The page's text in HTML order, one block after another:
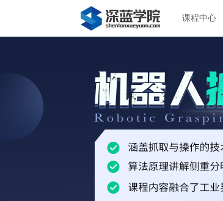
课程中心